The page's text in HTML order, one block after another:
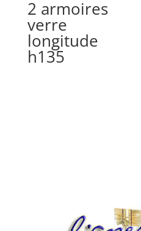
2 armoires
verre
longitude
h135